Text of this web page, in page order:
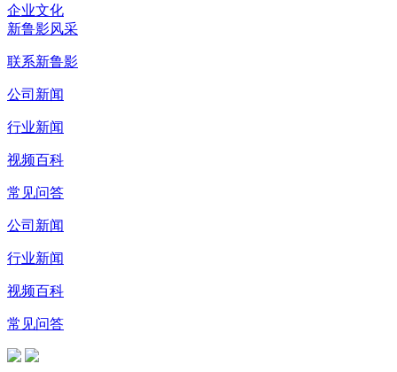
企业文化
新鲁影风采
联系新鲁影
公司新闻
行业新闻
视频百科
常见问答
公司新闻
行业新闻
视频百科
常见问答